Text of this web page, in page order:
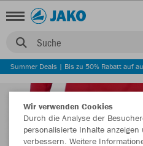
Suche
Summer Deals | Bis zu 50% Rabatt auf
Wir verwenden Cookies
Durch die Analyse der
personalisierte Inhalte
verbessern. Weitere